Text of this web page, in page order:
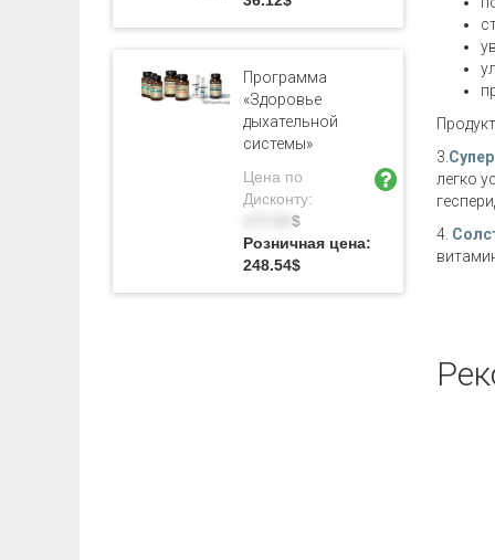
3.
легко
4.
Программа
«Здоровье
дыхательной
системы»
Цена по
Дисконту:
$
Розничная цена:
248.54$